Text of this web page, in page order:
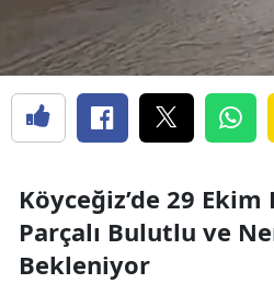
Köyceğiz’de 29
Parçalı Bulutlu ve
Bekleniyor